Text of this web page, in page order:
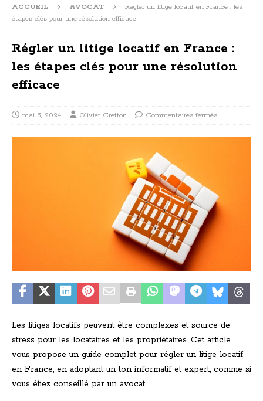
ACCUEIL AVOCAT
Régler un litige locatif en France : les
étapes clés pour une résolution efficace
Régler un litige locatif en France :
les étapes clés pour une résolution
efficace
mai 5, 2024 Olivier Cretton Commentaires fermés
Les litiges locatifs peuvent être complexes et source de
stress pour les locataires et les propriétaires. Cet article
vous propose un guide complet pour régler un litige locatif
en France, en adoptant un ton informatif et expert, comme si
vous étiez conseillé par un avocat.